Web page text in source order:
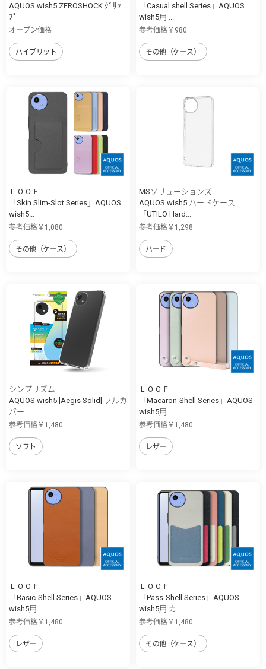
AQUOS wish5 ZEROSHOCK ｸﾞﾘｯ
ﾌﾟ
オープン価格
ハイブリット
「Casual shell Series」AQUOS
wish5用 ...
参考価格￥980
その他（ケース）
ＬＯＯＦ
「Skin Slim-Slot Series」AQUOS
wish5...
参考価格￥1,080
その他（ケース）
MSソリューションズ
AQUOS wish5 ハードケース
「UTILO Hard...
参考価格￥1,298
ハード
シンプリズム
AQUOS wish5 [Aegis Solid] フルカ
バー ...
参考価格￥1,480
ソフト
ＬＯＯＦ
「Macaron-Shell Series」AQUOS
wish5用...
参考価格￥1,480
レザー
ＬＯＯＦ
「Basic-Shell Series」AQUOS
wish5用 ...
参考価格￥1,480
レザー
ＬＯＯＦ
「Pass-Shell Series」AQUOS
wish5用 カ...
参考価格￥1,480
その他（ケース）